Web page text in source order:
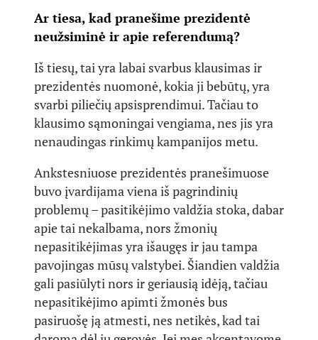
Ar tiesa, kad pranešime prezidentė
neužsiminė ir apie referendumą?
Iš tiesų, tai yra labai svarbus klausimas ir
prezidentės nuomonė, kokia ji bebūtų, yra
svarbi piliečių apsisprendimui. Tačiau to
klausimo sąmoningai vengiama, nes jis yra
nenaudingas rinkimų kampanijos metu.
Ankstesniuose prezidentės pranešimuose
buvo įvardijama viena iš pagrindinių
problemų – pasitikėjimo valdžia stoka, dabar
apie tai nekalbama, nors žmonių
nepasitikėjimas yra išaugęs ir jau tampa
pavojingas mūsų valstybei. Šiandien valdžia
gali pasiūlyti nors ir geriausią idėją, tačiau
nepasitikėjimo apimti žmonės bus
pasiruošę ją atmesti, nes netikės, kad tai